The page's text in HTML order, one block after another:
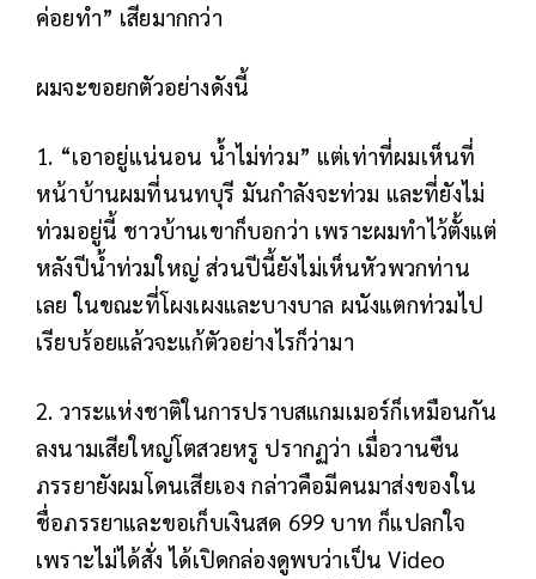
ค่อยทำ” เสียมากกว่า
ผมจะขอยกตัวอย่างดังนี้
1. “เอาอยู่แน่นอน น้ำไม่ท่วม” แต่เท่าที่ผมเห็นที่
หน้าบ้านผมที่นนทบุรี มันกำลังจะท่วม และที่ยังไม่
ท่วมอยู่นี้ ชาวบ้านเขาก็บอกว่า เพราะผมทำไว้ตั้งแต่
หลังปีน้ำท่วมใหญ่ ส่วนปีนี้ยังไม่เห็นหัวพวกท่าน
เลย ในขณะที่โผงเผงและบางบาล ผนังแตกท่วมไป
เรียบร้อยแล้วจะแก้ตัวอย่างไรก็ว่ามา
2. วาระแห่งชาติในการปราบสแกมเมอร์ก็เหมือนกัน
ลงนามเสียใหญ่โตสวยหรู ปรากฏว่า เมื่อวานซืน
ภรรยายังผมโดนเสียเอง กล่าวคือมีคนมาส่งของใน
ชื่อภรรยาและขอเก็บเงินสด 699 บาท ก็แปลกใจ
เพราะไม่ได้สั่ง ได้เปิดกล่องดูพบว่าเป็น Video